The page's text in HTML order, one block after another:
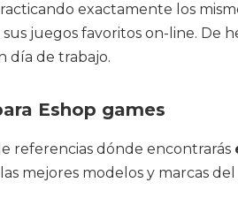
exactamente los
juegos favoritos on-line. De
día de trabajo.
Eshop games
referencias dónde encontrarás
mejores modelos y marcas